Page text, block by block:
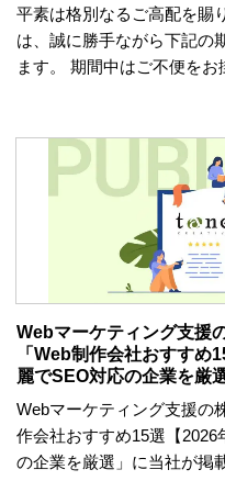
平素は格別なるご高配を賜
は、誠に勝手ながら下記の
ます。 期間中はご不便を
Webマーケティング支援
「Web制作会社おすすめ
麗でSEO対応の企業を厳
Webマーケティング支援の
作会社おすすめ15選【
の企業を厳選」に当社が掲